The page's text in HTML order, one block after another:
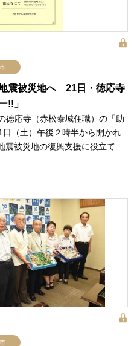
地震被災地へ 21日・徳応寺
!!」
応寺（赤松泰城住職）の「助
（土）午後２時半から開かれ
震被災地の復興支援に役立て